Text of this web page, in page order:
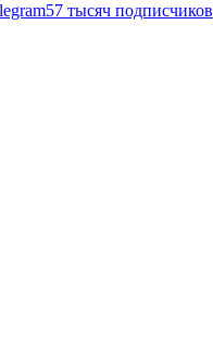
57 тысяч подписчиков